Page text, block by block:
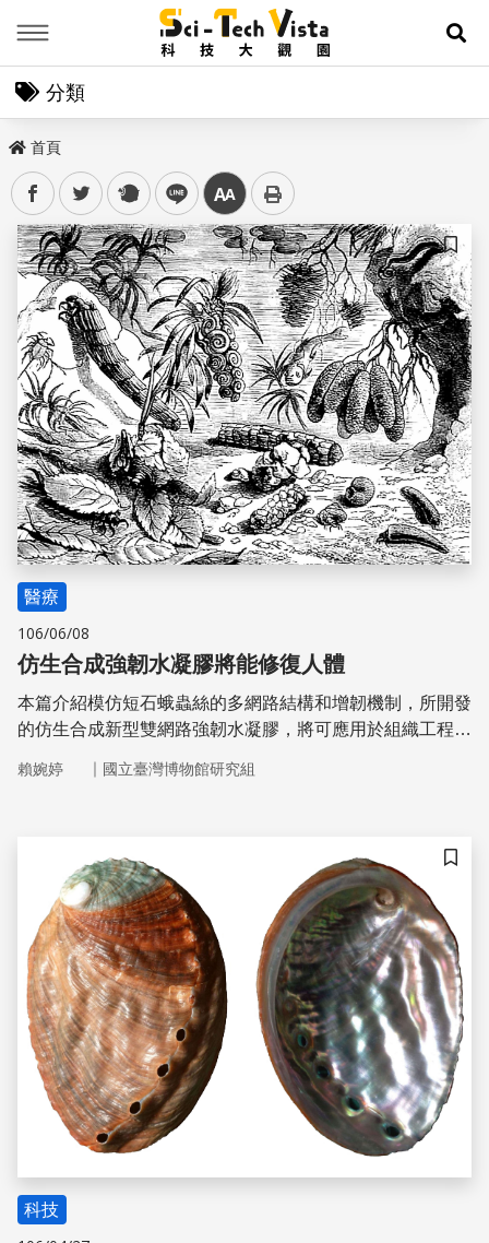
展
分類
首頁
facebooktwitter plurk line 中
儲存
醫療
106/06/08
仿生合成強韌水凝膠將能修復人體
本篇介紹模仿短石蛾蟲絲的多網路結構和增韌機制，所開發
的仿生合成新型雙網路強韌水凝膠，將可應用於組織工程，
髖骨、顏面骨、和顱骨等硬骨的重建手術
賴婉婷 ｜ 國立臺灣博物館研究組
儲存
科技